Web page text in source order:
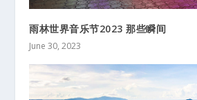
雨林世界音乐节2023 那些瞬间
June 30, 2023